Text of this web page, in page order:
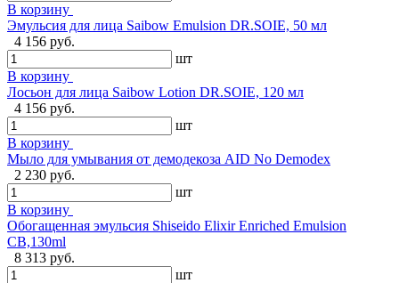
В корзину
Эмульсия для лица Saibow Emulsion DR.SOIE, 50 мл
4 156 руб.
шт
В корзину
Лосьон для лица Saibow Lotion DR.SOIE, 120 мл
4 156 руб.
шт
В корзину
Мыло для умывания от демодекоза AID No Demodex
2 230 руб.
шт
В корзину
Обогащенная эмульсия Shiseido Elixir Enriched Emulsion
CB,130ml
8 313 руб.
шт